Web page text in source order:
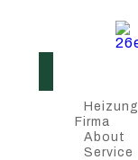
Heizung
Firma
About
Service